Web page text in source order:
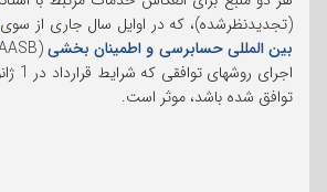
(تجدیدنظرشده)، که در اوایل سال جاری از سوی
بین المللی حسابرسی و اطمینان بخشی
توافق شده باشد، موثر است.